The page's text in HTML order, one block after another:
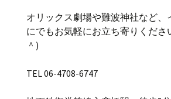
オリックス劇場や難波神社など、
にでもお気軽にお立ち寄りくだ
＾)
TEL 06-4708-6747